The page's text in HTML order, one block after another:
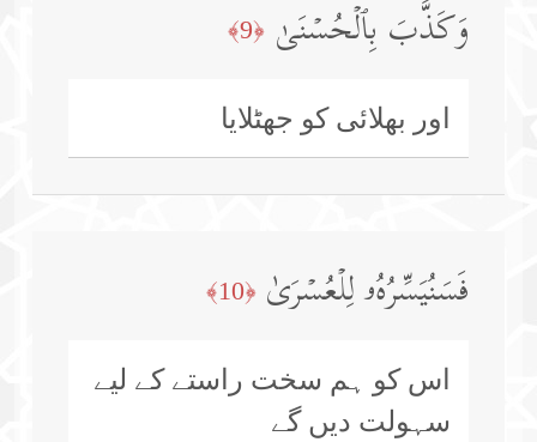
وَكَذَّبَ بِٱلۡحُسۡنَىٰ ﴿9﴾
اور بھلائی کو جھٹلایا
فَسَنُیَسِّرُهُۥ لِلۡعُسۡرَىٰ ﴿10﴾
اس کو ہم سخت راستے کے لیے
سہولت دیں گے